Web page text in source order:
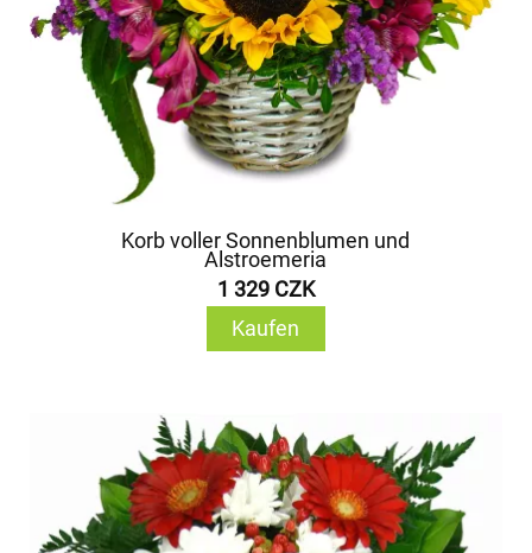
Korb voller Sonnenblumen und
Alstroemeria
1 329 CZK
Kaufen